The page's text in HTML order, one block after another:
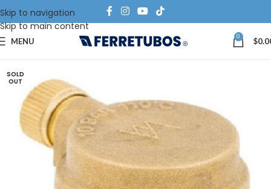
Skip to navigation
Skip to main content
MENU 0 $
SOLD
OUT